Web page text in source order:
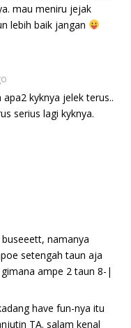
mau meniru jejak
lebih baik jangan
kyknya jelek terus..
serius lagi kyknya.
namanya
setengah taun aja
ampe 2 taun 8-|
have fun-nya itu
TA. salam kenal